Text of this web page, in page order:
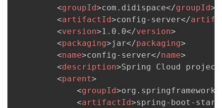
<groupId>com.didispace</groupId>
<artifactId>config-server</
<version>1.0.0</version>
<packaging>jar</packaging>
<name>config-server</name>
<description>Spring Cloud project
<parent>
<groupId>
<artifactId>spring-boot-